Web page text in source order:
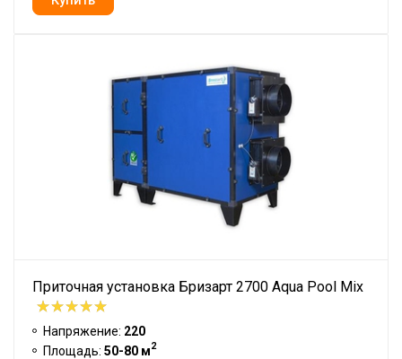
Приточная установка Бризарт 2700 Aqua Pool Mix
Напряжение: 220
Площадь: 50-80 м2